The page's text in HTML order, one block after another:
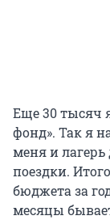
Еще30 тысяч
фонд». Так я
меня и
поездки.
бюджета за
месяцы